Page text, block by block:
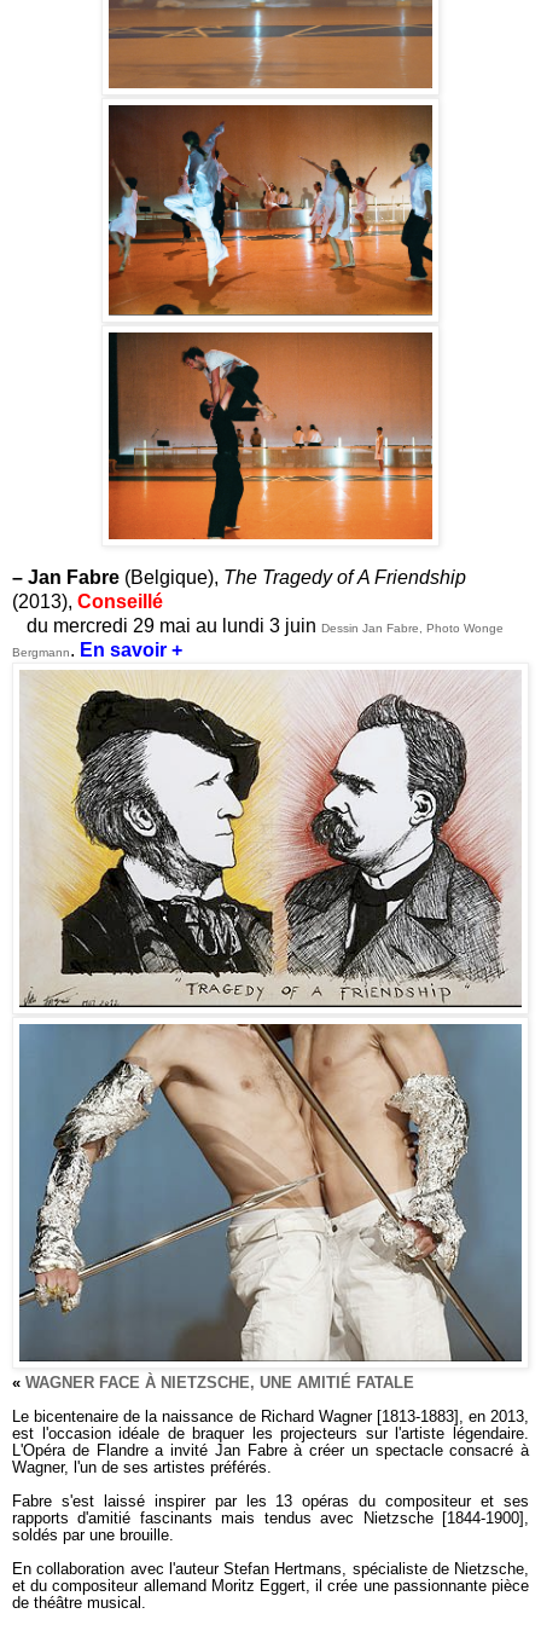
– Jan Fabre (Belgique), The Tragedy of A Friendship
(2013), Conseillé
du mercredi 29 mai au lundi 3 juin Dessin Jan Fabre, Photo Wonge
Bergmann. En savoir +
« WAGNER FACE À NIETZSCHE, UNE AMITIÉ FATALE
Le bicentenaire de la naissance de Richard Wagner [1813-1883], en 2013,
est l'occasion idéale de braquer les projecteurs sur l'artiste légendaire.
L'Opéra de Flandre a invité Jan Fabre à créer un spectacle consacré à
Wagner, l'un de ses artistes préférés.
Fabre s'est laissé inspirer par les 13 opéras du compositeur et ses
rapports d'amitié fascinants mais tendus avec Nietzsche [1844-1900],
soldés par une brouille.
En collaboration avec l'auteur Stefan Hertmans, spécialiste de Nietzsche,
et du compositeur allemand Moritz Eggert, il crée une passionnante pièce
de théâtre musical.